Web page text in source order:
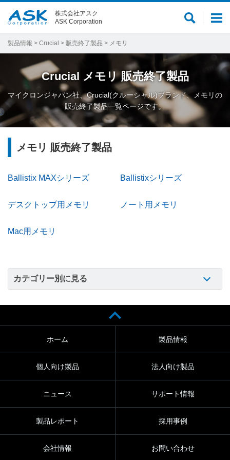
メ
ー
サ
内
検
索
株式会社アスク
ASK Corporation
製品情報 > Crucial > 販売終了製品 > メモリ
Crucial メモリ 販売終了製品
マイクロンジャパン社、Crucial(クルーシャル)ブランド、メモリの
販売終了製品一覧ページです。
メモリ 販売終了製品
Ballistix MAXシリーズ Ballistixシリーズ
デスクトップ用メモリ ノート用メモリ
Mac用メモリ
カテゴリー別に見る
ホーム 製品情報
個人向け製品 法人向け製品
ニュース サポート情報
製品レポート 採用事例
会社情報 お問い合わせ